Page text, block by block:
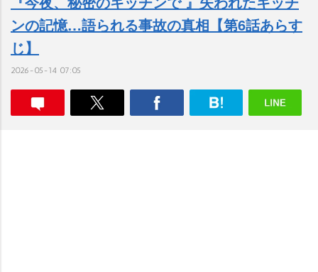
ンの記憶…語られる事故の真相【第6話あらす
じ】
2026-05-14 07:05